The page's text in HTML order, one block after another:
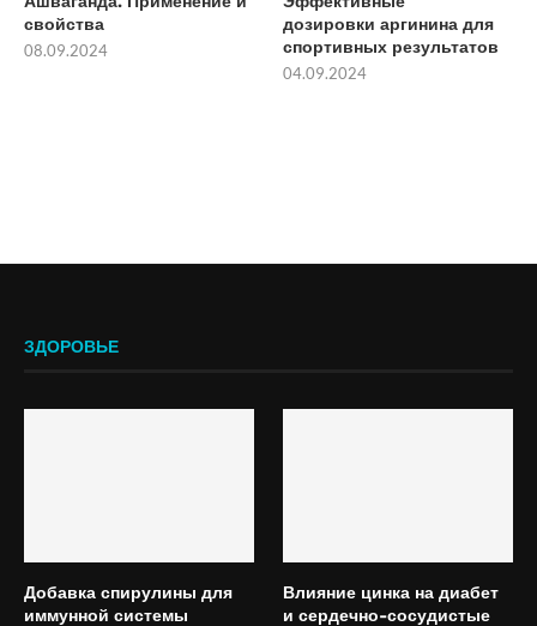
свойства
08.09.2024
дозировки аргинина для
спортивных результатов
04.09.2024
ЗДОРОВЬЕ
Добавка спирулины для
иммунной системы
Влияние цинка на диабет
и сердечно-сосудистые